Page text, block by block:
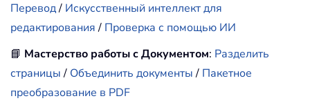
Перевод/ Искусственный интеллект для
редактирования/ Проверка с помощью ИИ
📘 Мастерство работы с Документом: Разделить
страницы/ Объединить документы/ Пакетное
преобразование в PDF